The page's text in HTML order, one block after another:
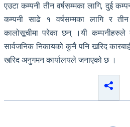
एउटा कम्पनी तीन वर्षसम्मका लागि, दुई
कम्पनी साढे १ वर्षसम्मका लागि र
कालोसूचीमा परेका छन् ।यी कम्पनीहरुले
सार्वजनिक निकायको कुनै पनि खरिद
खरिद अनुगमन कार्यालयले जनाएको छ ।